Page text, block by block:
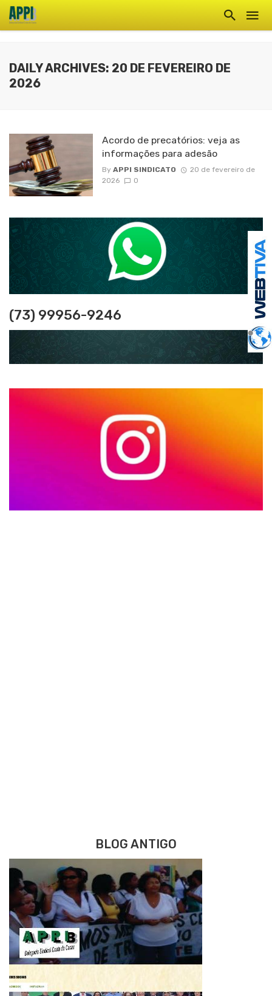
DAILY ARCHIVES: 20 DE FEVEREIRO DE
2026
Acordo de precatórios: veja as
informações para adesão
By APPI SINDICATO
20 de fevereiro de
2026
0
(73) 99956-9246
BLOG ANTIGO